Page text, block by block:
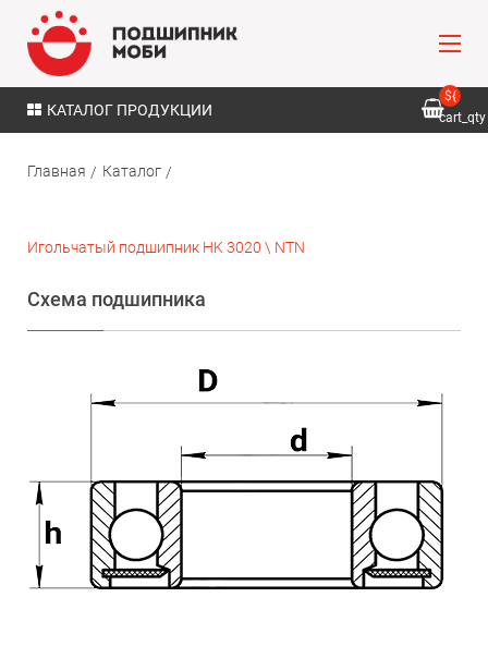
КАТАЛОГ ПРОДУКЦИИ
${
cart_qty
Главная Каталог
Игольчатый подшипник HK 3020 \ NTN
Схема подшипника